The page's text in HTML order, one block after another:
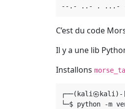
C’est du code
Il y a une lib
Installons
┌──(kali㉿kali)-
└─$